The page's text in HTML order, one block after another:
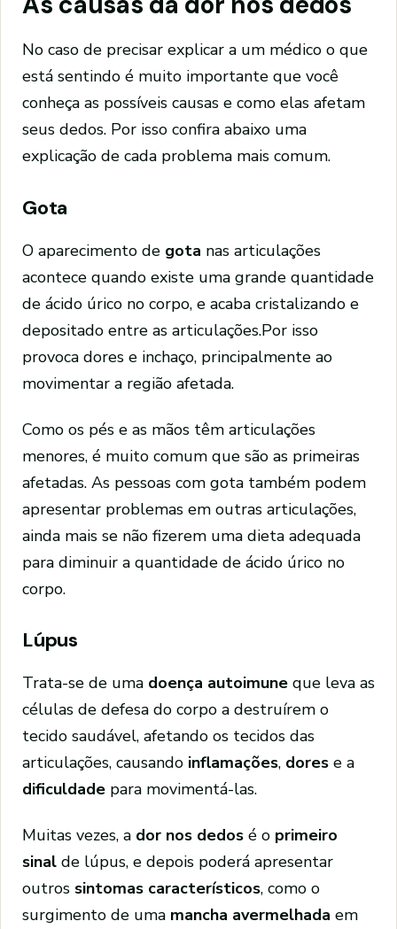
No caso de precisar explicar a um médico o que
está sentindo é muito importante que você
conheça as possíveis causas e como elas afetam
seus dedos. Por isso confira abaixo uma
explicação de cada problema mais comum.
Gota
O aparecimento de gota nas articulações
acontece quando existe uma grande quantidade
de ácido úrico no corpo, e acaba cristalizando e
depositado entre as articulações.Por isso
provoca dores e inchaço, principalmente ao
movimentar a região afetada.
Como os pés e as mãos têm articulações
menores, é muito comum que são as primeiras
afetadas. As pessoas com gota também podem
apresentar problemas em outras articulações,
ainda mais se não fizerem uma dieta adequada
para diminuir a quantidade de ácido úrico no
corpo.
Lúpus
Trata-se de uma doença autoimune que leva as
células de defesa do corpo a destruírem o
tecido saudável, afetando os tecidos das
articulações, causando inflamações, dores e a
dificuldade para movimentá-las.
Muitas vezes, a dor nos dedos é o primeiro
sinal de lúpus, e depois poderá apresentar
outros sintomas característicos, como o
surgimento de uma mancha avermelhada em